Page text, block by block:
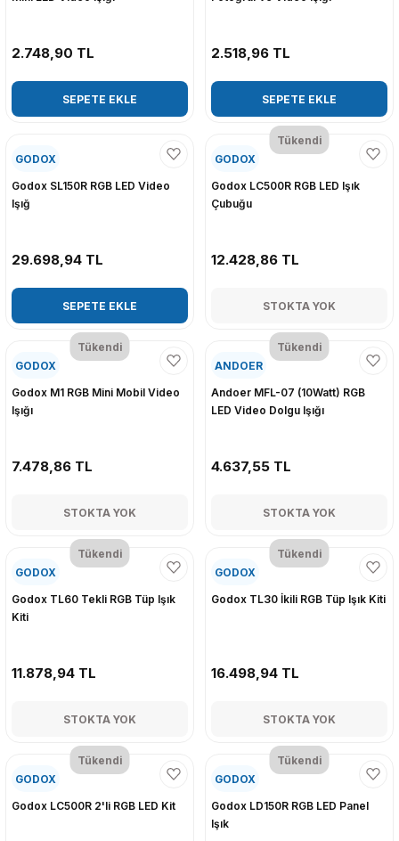
2.748,90 TL
SEPETE EKLE
2.518,96 TL
SEPETE EKLE
GODOX
Godox SL150R RGB LED Video
Işığ
29.698,94 TL
SEPETE EKLE
Tükendi
GODOX
Godox LC500R RGB LED Işık
Çubuğu
12.428,86 TL
STOKTA YOK
Tükendi
GODOX
Godox M1 RGB Mini Mobil Video
Işığı
7.478,86 TL
STOKTA YOK
Tükendi
ANDOER
Andoer MFL-07 (10Watt) RGB
LED Video Dolgu Işığı
4.637,55 TL
STOKTA YOK
Tükendi
GODOX
Godox TL60 Tekli RGB Tüp Işık
Kiti
11.878,94 TL
STOKTA YOK
Tükendi
GODOX
Godox TL30 İkili RGB Tüp Işık Kiti
16.498,94 TL
STOKTA YOK
Tükendi
GODOX
Godox LC500R 2'li RGB LED Kit
Tükendi
GODOX
Godox LD150R RGB LED Panel
Işık